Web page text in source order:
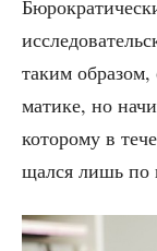
таким
ма­ти­ке, но
кото­ро­му в
щал­ся лишь по